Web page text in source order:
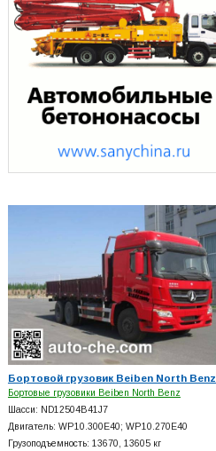
Бортовой грузовик Beiben North Benz
Бортовые грузовики Beiben North Benz
Шасси: ND12504B41J7
Двигатель: WP10.300E40; WP10.270E40
Грузоподъемность: 13670, 13605 кг